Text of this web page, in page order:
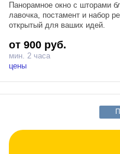
Панорамное окно с шторами
лавочка, постамент и набор
открытый для ваших идей.
от 900 руб.
мин. 2 часа
цены